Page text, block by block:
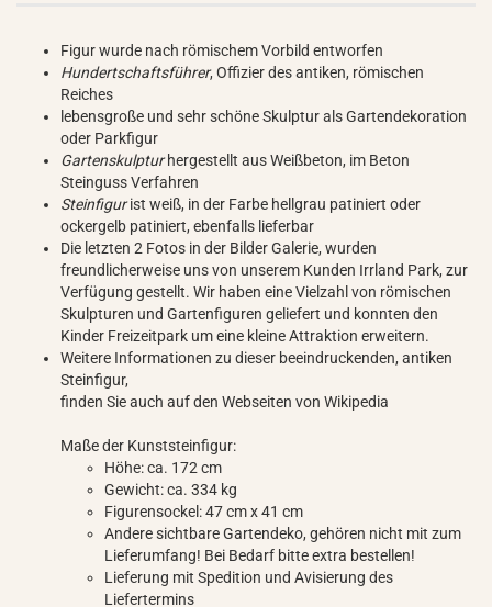
Figur wurde nach römischem Vorbild entworfen
Hundertschaftsführer, Offizier des antiken, römischen
Reiches
lebensgroße und sehr schöne Skulptur als Gartendekoration
oder Parkfigur
Gartenskulpturhergestellt aus Weißbeton, im Beton
Steinguss Verfahren
Steinfigurist weiß, in der Farbe hellgrau patiniert oder
ockergelb patiniert, ebenfalls lieferbar
Die letzten 2 Fotos in der Bilder Galerie, wurden
freundlicherweise uns von unserem Kunden Irrland Park, zur
Verfügung gestellt. Wir haben eine Vielzahl von römischen
Skulpturen und Gartenfiguren geliefert und konnten den
Kinder Freizeitpark um eine kleine Attraktion erweitern.
Weitere Informationen zu dieser beeindruckenden, antiken
Steinfigur,
finden Sie auch auf den Webseiten von Wikipedia
Maße der Kunststeinfigur:
Höhe: ca. 172 cm
Gewicht: ca. 334 kg
Figurensockel: 47 cm x 41 cm
Andere sichtbare Gartendeko, gehören nicht mit zum
Lieferumfang! Bei Bedarf bitte extra bestellen!
Lieferung mit Spedition und Avisierung des
Liefertermins